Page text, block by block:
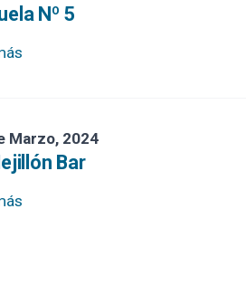
Nº 5
Marzo, 2024
Bar